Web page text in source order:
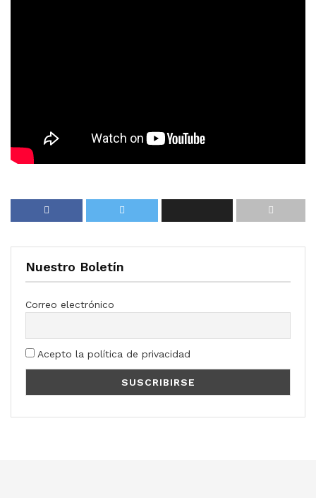
Nuestro Boletín
Correo electrónico
Acepto la política de privacidad